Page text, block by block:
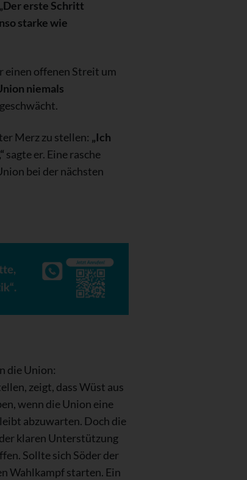
„Der erste Schritt
starke wie
einen offenen Streit um
niemals
Merz zu stellen: „Ich
sagte er. Eine rasche
bei der nächsten
die Union:
zeigt, dass Wüst aus
wenn die Union eine
abzuwarten. Doch die
klaren Unterstützung
Sollte sich Söder der
Wahlkampf starten. Ein